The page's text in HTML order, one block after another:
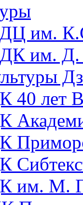
им.
им. Д.
40 лет
М.